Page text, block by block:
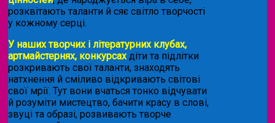
розквітають таланти й сяє світло творчості
у кожному серці.
У наших творчих і літературних клубах,
артмайстернях, конкурсахдіти та підлітки
розкривають свої таланти, знаходять
натхнення й сміливо відкривають світові
свої мрії. Тут вони вчаться тонко відчувати
й розуміти мистецтво, бачити красу в слові,
звуці та образі, розвивають творче